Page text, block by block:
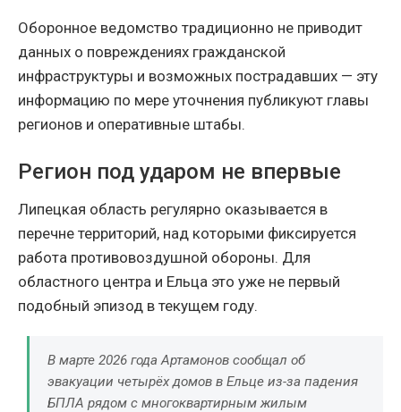
Оборонное ведомство традиционно не приводит
данных о повреждениях гражданской
инфраструктуры и возможных пострадавших — эту
информацию по мере уточнения публикуют главы
регионов и оперативные штабы.
Регион под ударом не впервые
Липецкая область регулярно оказывается в
перечне территорий, над которыми фиксируется
работа противовоздушной обороны. Для
областного центра и Ельца это уже не первый
подобный эпизод в текущем году.
В марте 2026 года Артамонов сообщал об
эвакуации четырёх домов в Ельце из-за падения
БПЛА рядом с многоквартирным жилым